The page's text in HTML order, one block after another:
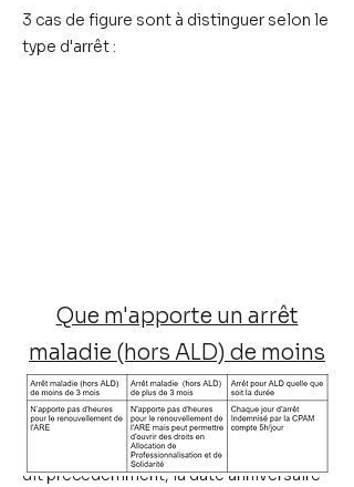
3 cas de figure sont à distinguer selon le
type d'arrêt :
Que m'apporte un arrêt
maladie (hors ALD) de moins
de 3 mois ?
C'est l'arrêt le moins protecteur. Comme
dit précédemment,la date anniversaire